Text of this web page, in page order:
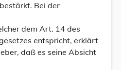
Bei der
dem Art. 14 des
entspricht, erklärt
daß es seine Absicht